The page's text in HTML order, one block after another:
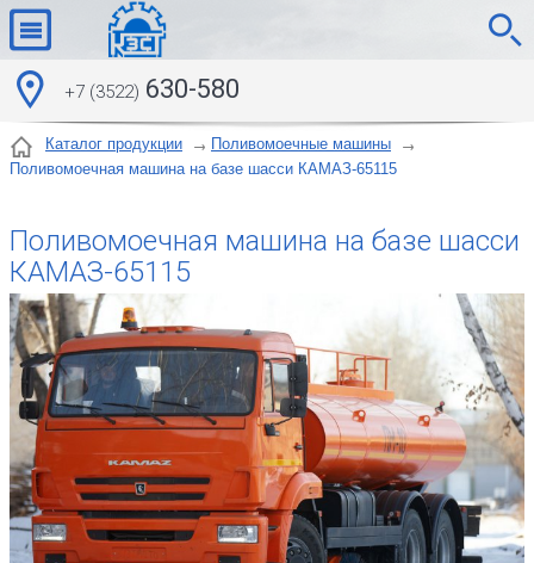
+7 (3522) 630-580
Каталог продукции
Поливомоечные машины
Поливомоечная машина на базе шасси КАМАЗ-65115
Поливомоечная машина на базе шасси
КАМАЗ-65115